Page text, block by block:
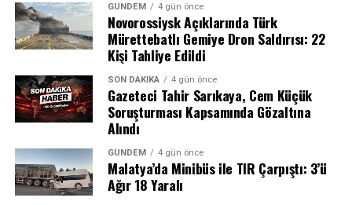
GÜNDEM 4 gün önce
Novorossiysk Açıklarında Türk
Mürettebatlı Gemiye Dron Saldırısı: 22
Kişi Tahliye Edildi
SON DAKIKA 4 gün önce
Gazeteci Tahir Sarıkaya, Cem Küçük
Soruşturması Kapsamında Gözaltına
Alındı
GÜNDEM 4 gün önce
Malatya’da Minibüs ile TIR Çarpıştı: 3’ü
Ağır 18 Yaralı